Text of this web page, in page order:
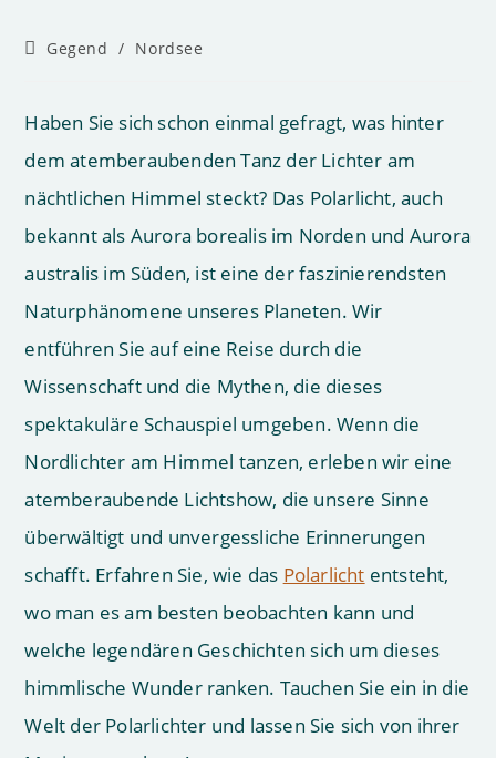
Beitrags-
Gegend / Nordsee
Haben Sie sich schon einmal gefragt, was hinter
dem atemberaubenden Tanz der Lichter am
nächtlichen Himmel steckt? Das Polarlicht, auch
bekannt als Aurora borealis im Norden und Aurora
australis im Süden, ist eine der faszinierendsten
Naturphänomene unseres Planeten. Wir
entführen Sie auf eine Reise durch die
Wissenschaft und die Mythen, die dieses
spektakuläre Schauspiel umgeben. Wenn die
Nordlichter am Himmel tanzen, erleben wir eine
atemberaubende Lichtshow, die unsere Sinne
überwältigt und unvergessliche Erinnerungen
schafft. Erfahren Sie, wie das Polarlicht entsteht,
wo man es am besten beobachten kann und
welche legendären Geschichten sich um dieses
himmlische Wunder ranken. Tauchen Sie ein in die
Welt der Polarlichter und lassen Sie sich von ihrer